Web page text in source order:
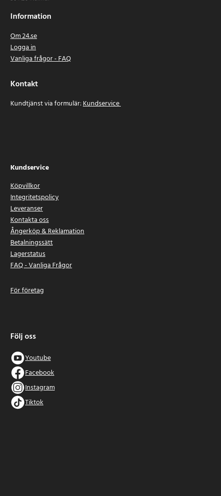
Information
Om 24.se
Logga in
Vanliga frågor - FAQ
Kontakt
Kundtjänst via formulär:Kundservice
Kundservice
Köpvillkor
Integritetspolicy
Leveranser
Kontakta oss
Ångerköp & Reklamation
Betalningssätt
Lagerstatus
FAQ - Vanliga Frågor
För företag
Följ oss
Youtube
Facebook
Instagram
Tiktok